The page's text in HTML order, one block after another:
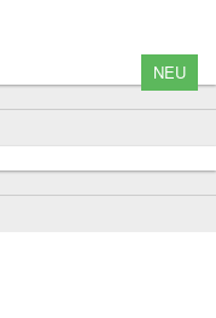
NEU